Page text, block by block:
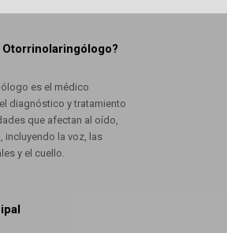
Otorrinolaringólogo?
es el médico
diagnóstico y tratamiento
que afectan al oído,
incluyendo la voz, las
y el cuello.